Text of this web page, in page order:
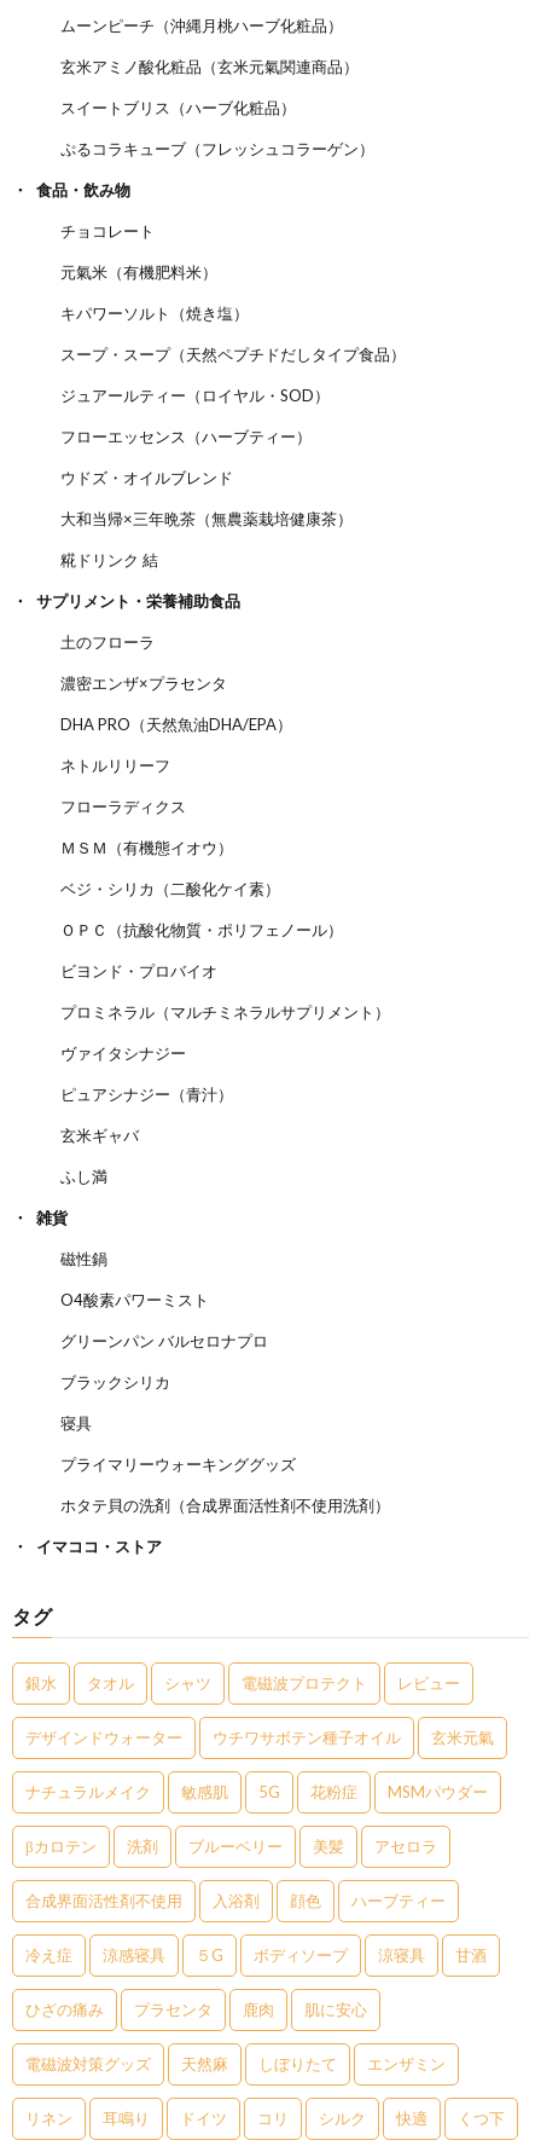
ムーンピーチ（沖縄月桃ハーブ化粧品）
玄米アミノ酸化粧品（玄米元氣関連商品）
スイートブリス（ハーブ化粧品）
ぷるコラキューブ（フレッシュコラーゲン）
食品・飲み物
チョコレート
元氣米（有機肥料米）
キパワーソルト（焼き塩）
スープ・スープ（天然ペプチドだしタイプ食品）
ジュアールティー（ロイヤル・SOD）
フローエッセンス（ハーブティー）
ウドズ・オイルブレンド
大和当帰×三年晩茶（無農薬栽培健康茶）
糀ドリンク 結
サプリメント・栄養補助食品
土のフローラ
濃密エンザ×プラセンタ
DHA PRO（天然魚油DHA/EPA）
ネトルリリーフ
フローラディクス
ＭＳＭ（有機態イオウ）
ベジ・シリカ（二酸化ケイ素）
ＯＰＣ（抗酸化物質・ポリフェノール）
ビヨンド・プロバイオ
プロミネラル（マルチミネラルサプリメント）
ヴァイタシナジー
ピュアシナジー（青汁）
玄米ギャバ
ふし満
雑貨
磁性鍋
O4酸素パワーミスト
グリーンパン バルセロナプロ
ブラックシリカ
寝具
プライマリーウォーキンググッズ
ホタテ貝の洗剤（合成界面活性剤不使用洗剤）
イマココ・ストア
タグ
銀水 タオル シャツ 電磁波プロテクト レビュー
デザインドウォーター ウチワサボテン種子オイル 玄米元氣
ナチュラルメイク 敏感肌 5G 花粉症 MSMパウダー
βカロテン 洗剤 ブルーベリー 美髪 アセロラ
合成界面活性剤不使用 入浴剤 顔色 ハーブティー
冷え症 涼感寝具 ５G ボディソープ 涼寝具 甘酒
ひざの痛み プラセンタ 鹿肉 肌に安心
電磁波対策グッズ 天然麻 しぼりたて エンザミン
リネン 耳鳴り ドイツ コリ シルク 快適 くつ下